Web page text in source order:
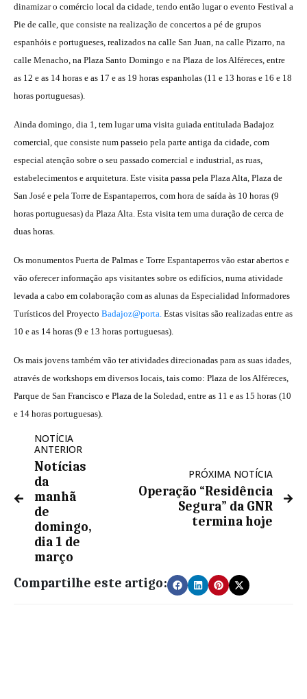
dinamizar o comércio local da cidade, tendo então lugar o evento Festival a
Pie de calle, que consiste na realização de concertos a pé de grupos
espanhóis e portugueses, realizados na calle San Juan, na calle Pizarro, na
calle Menacho, na Plaza Santo Domingo e na Plaza de los Alféreces, entre
as 12 e as 14 horas e as 17 e as 19 horas espanholas (11 e 13 horas e 16 e 18
horas portuguesas).
Ainda domingo, dia 1, tem lugar uma visita guiada entitulada Badajoz
comercial, que consiste num passeio pela parte antiga da cidade, com
especial atenção sobre o seu passado comercial e industrial, as ruas,
estabelecimentos e arquitetura. Este visita passa pela Plaza Alta, Plaza de
San José e pela Torre de Espantaperros, com hora de saída às 10 horas (9
horas portuguesas) da Plaza Alta. Esta visita tem uma duração de cerca de
duas horas.
Os monumentos Puerta de Palmas e Torre Espantaperros vão estar abertos e
vão oferecer informação aps visitantes sobre os edifícios, numa atividade
levada a cabo em colaboração com as alunas da Especialidad Informadores
Turísticos del Proyecto Badajoz@porta. Estas visitas são realizadas entre as
10 e as 14 horas (9 e 13 horas portuguesas).
Os mais jovens também vão ter atividades direcionadas para as suas idades,
através de workshops em diversos locais, tais como: Plaza de los Alféreces,
Parque de San Francisco e Plaza de la Soledad, entre as 11 e as 15 horas (10
e 14 horas portuguesas).
NOTÍCIA
ANTERIOR
Notícias
da
manhã
de
domingo,
dia 1 de
março
PRÓXIMA NOTÍCIA
Operação “Residência
Segura” da GNR
termina hoje
Compartilhe este artigo: